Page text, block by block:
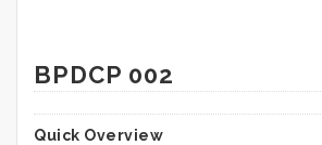
BPDCP 002
Quick Overview